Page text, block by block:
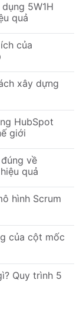
5W1H
quả
của
xây dựng
HubSpot
giới
về
quả
hình Scrum
của cột mốc
Quy trình 5